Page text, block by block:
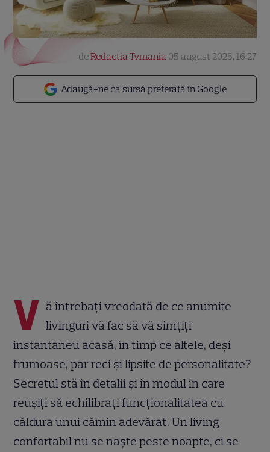
Adaugă-ne ca sursă preferată în Google
deRedactia Tvmania 05 august 2025, 16:27
V ă întrebați vreodată de ce anumite
livinguri vă fac să vă simțiți
instantaneu acasă, în timp ce altele, deși
frumoase, par reci și lipsite de personalitate?
Secretul stă în detalii și în modul în care
reușiți să echilibrați funcționalitatea cu
căldura unui cămin adevărat. Un living
confortabil nu se naște peste noapte, ci se